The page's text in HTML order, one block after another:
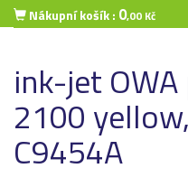
Nákupní košík : 0,00 Kč
Přihlásit se
ink-jet OWA
2100
C9454A